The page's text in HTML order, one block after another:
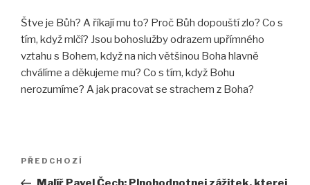
Štve je Bůh? A říkají mu to? Proč Bůh dopouští zlo? Co s
tím, když mlčí? Jsou bohoslužby odrazem upřímného
vztahu s Bohem, když na nich většinou Boha hlavně
chválíme a děkujeme mu? Co s tím, když Bohu
nerozumíme? A jak pracovat se strachem z Boha?
Navigace
Předchozí
příspěvek
PŘEDCHOZÍ